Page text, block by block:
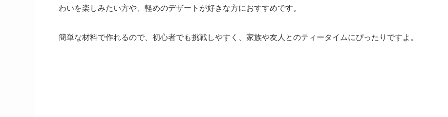
わいを楽しみたい方や、軽めのデザートが好きな方におすすめです。
簡単な材料で作れるので、初心者でも挑戦しやすく、家族や友人とのティータイムにぴったりですよ。